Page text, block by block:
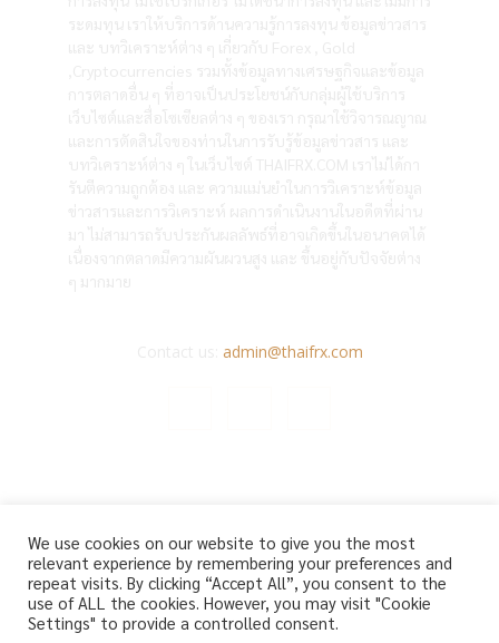
admin@thaifrx.com
HOME ANALYSIS BY THAIFRX NEWSTODAY
CRYPTO
KNOWLEDGE
We use cookies on our website to give you the most
relevant experience by remembering your preferences and
repeat visits. By clicking “Accept All”, you consent to the
use of ALL the cookies. However, you may visit "Cookie
Settings" to provide a controlled consent.